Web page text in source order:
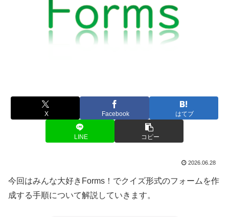
X Facebook はてブ
LINE コピー
2026.06.28
今回はみんな大好きForms！でクイズ形式のフォームを作
成する手順について解説していきます。